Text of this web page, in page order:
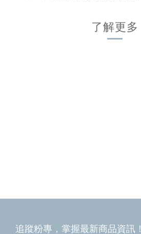
了解更多
追蹤粉專，掌握最新商品資訊！